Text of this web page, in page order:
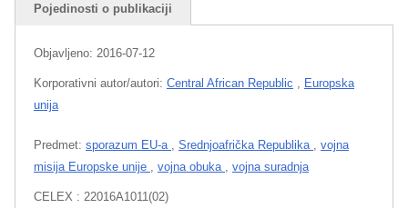
Pojedinosti o publikaciji
Objavljeno: 2016-07-12
Korporativni autor/autori: Central African Republic
Europska
unija
Predmet: sporazum EU-a Srednjoafrička Republika
vojna
misija Europske unije
vojna obuka vojna suradnja
CELEX : 22016A1011(02)